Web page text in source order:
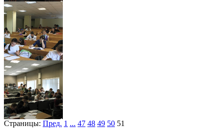
Страницы: Пред. 1 ... 47 48 49 50 51